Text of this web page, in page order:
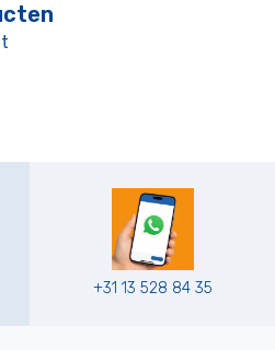
+31 13 528 84 35